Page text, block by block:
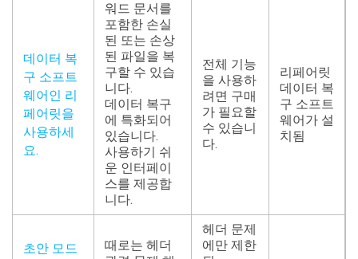
데이터 복
구 소프트
웨어인 리
페어릿을
사용하세
요.
워드 문서를
포함한 손실
된 또는 손상
된 파일을 복
구할 수 있습
니다.
데이터 복구
에 특화되어
있습니다.
사용하기 쉬
운 인터페이
스를 제공합
니다.
전체 기능
을 사용하
려면 구매
가 필요할
수 있습니
다.
리페어릿
데이터 복
구 소프트
웨어가 설
치됨
초안 모드
때로는 헤더
헤더 문제
에만 제한